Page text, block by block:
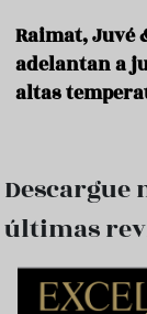
Raimat, Juvé
adelantan a
altas
Descargue
últimas